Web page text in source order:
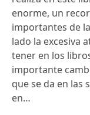
enorme, un
importantes de
lado la excesiva
tener en los
importante
que se da en las
en…